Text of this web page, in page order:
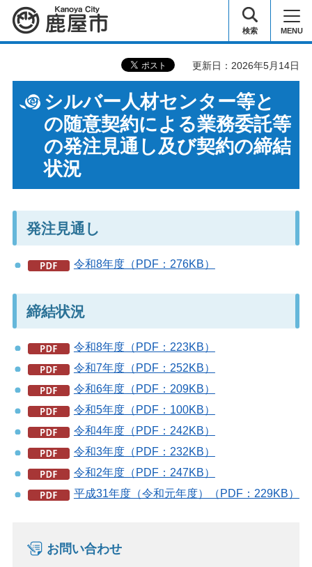
鹿屋市 検索 MENU
更新日：2026年5月14日
シルバー人材センター等と
の随意契約による業務委託等
の発注見通し及び契約の締結
状況
発注見通し
令和8年度（PDF：276KB）
締結状況
令和8年度（PDF：223KB）
令和7年度（PDF：252KB）
令和6年度（PDF：209KB）
令和5年度（PDF：100KB）
令和4年度（PDF：242KB）
令和3年度（PDF：232KB）
令和2年度（PDF：247KB）
平成31年度（令和元年度）（PDF：229KB）
お問い合わせ